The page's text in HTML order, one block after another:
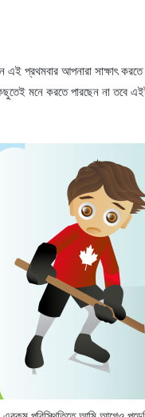
প্রথমবার আপনারা সাক্ষাৎ
মনে করতে পারছেন না তবে